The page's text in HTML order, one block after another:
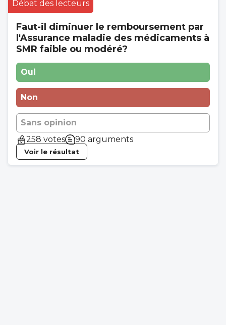
Débat des lecteurs
Faut-il diminuer le remboursement par
l'Assurance maladie des médicaments à
SMR faible ou modéré?
Oui
Non
Sans opinion
258 votes
90 arguments
Voir le résultat